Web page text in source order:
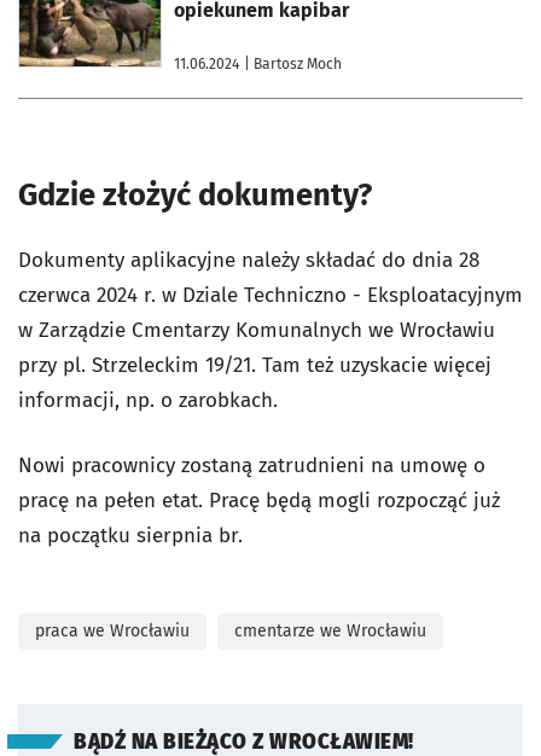
opiekunem kapibar
11.06.2024 | Bartosz Moch
Gdzie złożyć dokumenty?
Dokumenty aplikacyjne należy składać do dnia 28
czerwca 2024 r. w Dziale Techniczno - Eksploatacyjnym
w Zarządzie Cmentarzy Komunalnych we Wrocławiu
przy pl. Strzeleckim 19/21. Tam też uzyskacie więcej
informacji, np. o zarobkach.
Nowi pracownicy zostaną zatrudnieni na umowę o
pracę na pełen etat. Pracę będą mogli rozpocząć już
na początku sierpnia br.
praca we Wrocławiu cmentarze we Wrocławiu
BĄDŹ NA BIEŻĄCO Z WROCŁAWIEM!